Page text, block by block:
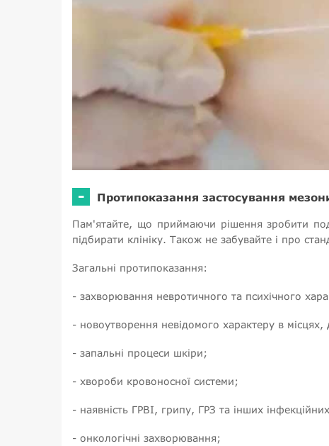
- Протипоказання застосування
Пам'ятайте, що приймаючи рішення зробити
підбирати клініку. Також не забувайте і про
Загальні протипоказання:
- захворювання невротичного та психічного
- новоутворення невідомого характеру в
- запальні процеси шкіри;
- хвороби кровоносної системи;
- наявність ГРВІ, грипу, ГРЗ та інших
- онкологічні захворювання;